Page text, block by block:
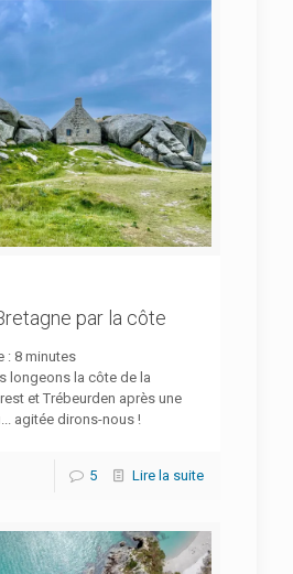
par la côte
: 8 minutes
longeons la côte de la
et Trébeurden après une
agitée dirons-nous !
5 Lire la suite